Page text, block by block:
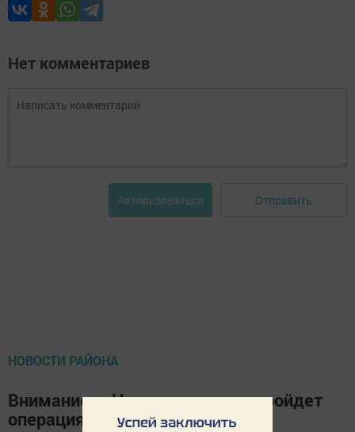
Нет комментариев
Авторизоваться Отправить
НОВОСТИ РАЙОНА
Внимание: в Новошешминске пройдет
операция "Тоннель"